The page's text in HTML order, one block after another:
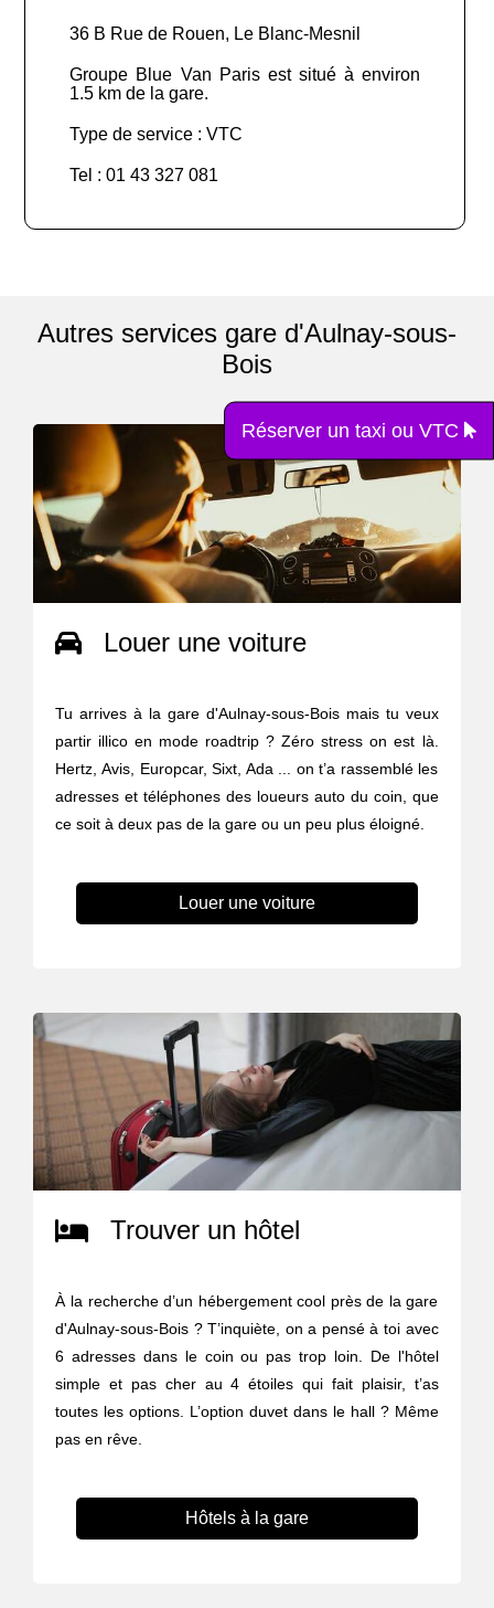
36 B Rue de Rouen, Le Blanc-Mesnil
Groupe Blue Van Paris est situé à environ
1.5 km de la gare.
Type de service : VTC
Tel : 01 43 327 081
Autres services gare d'Aulnay-sous-
Bois
Louer une voiture
Tu arrives à la gare d'Aulnay-sous-Bois mais tu veux
partir illico en mode roadtrip ? Zéro stress on est là.
Hertz, Avis, Europcar, Sixt, Ada ... on t’a rassemblé les
adresses et téléphones des loueurs auto du coin, que
ce soit à deux pas de la gare ou un peu plus éloigné.
Louer une voiture
Trouver un hôtel
À la recherche d’un hébergement cool près de la gare
d'Aulnay-sous-Bois ? T’inquiète, on a pensé à toi avec
6 adresses dans le coin ou pas trop loin. De l'hôtel
simple et pas cher au 4 étoiles qui fait plaisir, t’as
toutes les options. L’option duvet dans le hall ? Même
pas en rêve.
Hôtels à la gare
Réserver un taxi ou VTC